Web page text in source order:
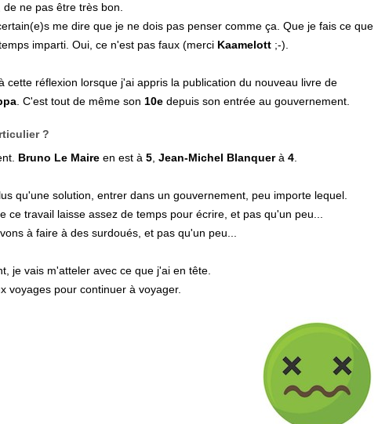
ne pas être très bon.
me dire que je ne dois pas penser comme ça. Que je fais ce que
imparti. Oui, ce n'est pas faux (merci Kaamelott ;-).
cette réflexion lorsque j'ai appris la publication du nouveau livre de
. C'est tout de même son 10e depuis son entrée au gouvernement.
?
Bruno Le Maire en est à 5 Jean-Michel Blanquerà 4
qu'une solution, entrer dans un gouvernement, peu importe lequel.
ce travail laisse assez de temps pour écrire, et pas qu'un peu...
à faire à des surdoués, et pas qu'un peu...
je vais m'atteler avec ce que j'ai en tête.
voyages pour continuer à voyager.